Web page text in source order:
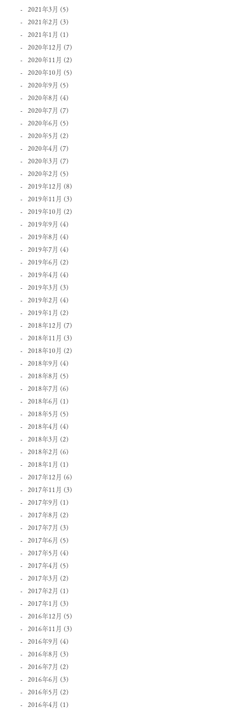
2021年3月 (5)
2021年2月 (3)
2021年1月 (1)
2020年12月 (7)
2020年11月 (2)
2020年10月 (5)
2020年9月 (5)
2020年8月 (4)
2020年7月 (7)
2020年6月 (5)
2020年5月 (2)
2020年4月 (7)
2020年3月 (7)
2020年2月 (5)
2019年12月 (8)
2019年11月 (3)
2019年10月 (2)
2019年9月 (4)
2019年8月 (4)
2019年7月 (4)
2019年6月 (2)
2019年4月 (4)
2019年3月 (3)
2019年2月 (4)
2019年1月 (2)
2018年12月 (7)
2018年11月 (3)
2018年10月 (2)
2018年9月 (4)
2018年8月 (5)
2018年7月 (6)
2018年6月 (1)
2018年5月 (5)
2018年4月 (4)
2018年3月 (2)
2018年2月 (6)
2018年1月 (1)
2017年12月 (6)
2017年11月 (3)
2017年9月 (1)
2017年8月 (2)
2017年7月 (3)
2017年6月 (5)
2017年5月 (4)
2017年4月 (5)
2017年3月 (2)
2017年2月 (1)
2017年1月 (3)
2016年12月 (5)
2016年11月 (3)
2016年9月 (4)
2016年8月 (3)
2016年7月 (2)
2016年6月 (3)
2016年5月 (2)
2016年4月 (1)